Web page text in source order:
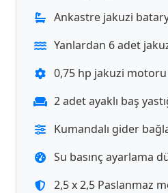
Ankastre jakuzi
Yanlardan 6 adet
0,75 hp jakuzi motoru
2 adet ayaklı baş
Kumandalı gider
Su basınç ayarlama
2,5 x 2,5 Paslanmaz